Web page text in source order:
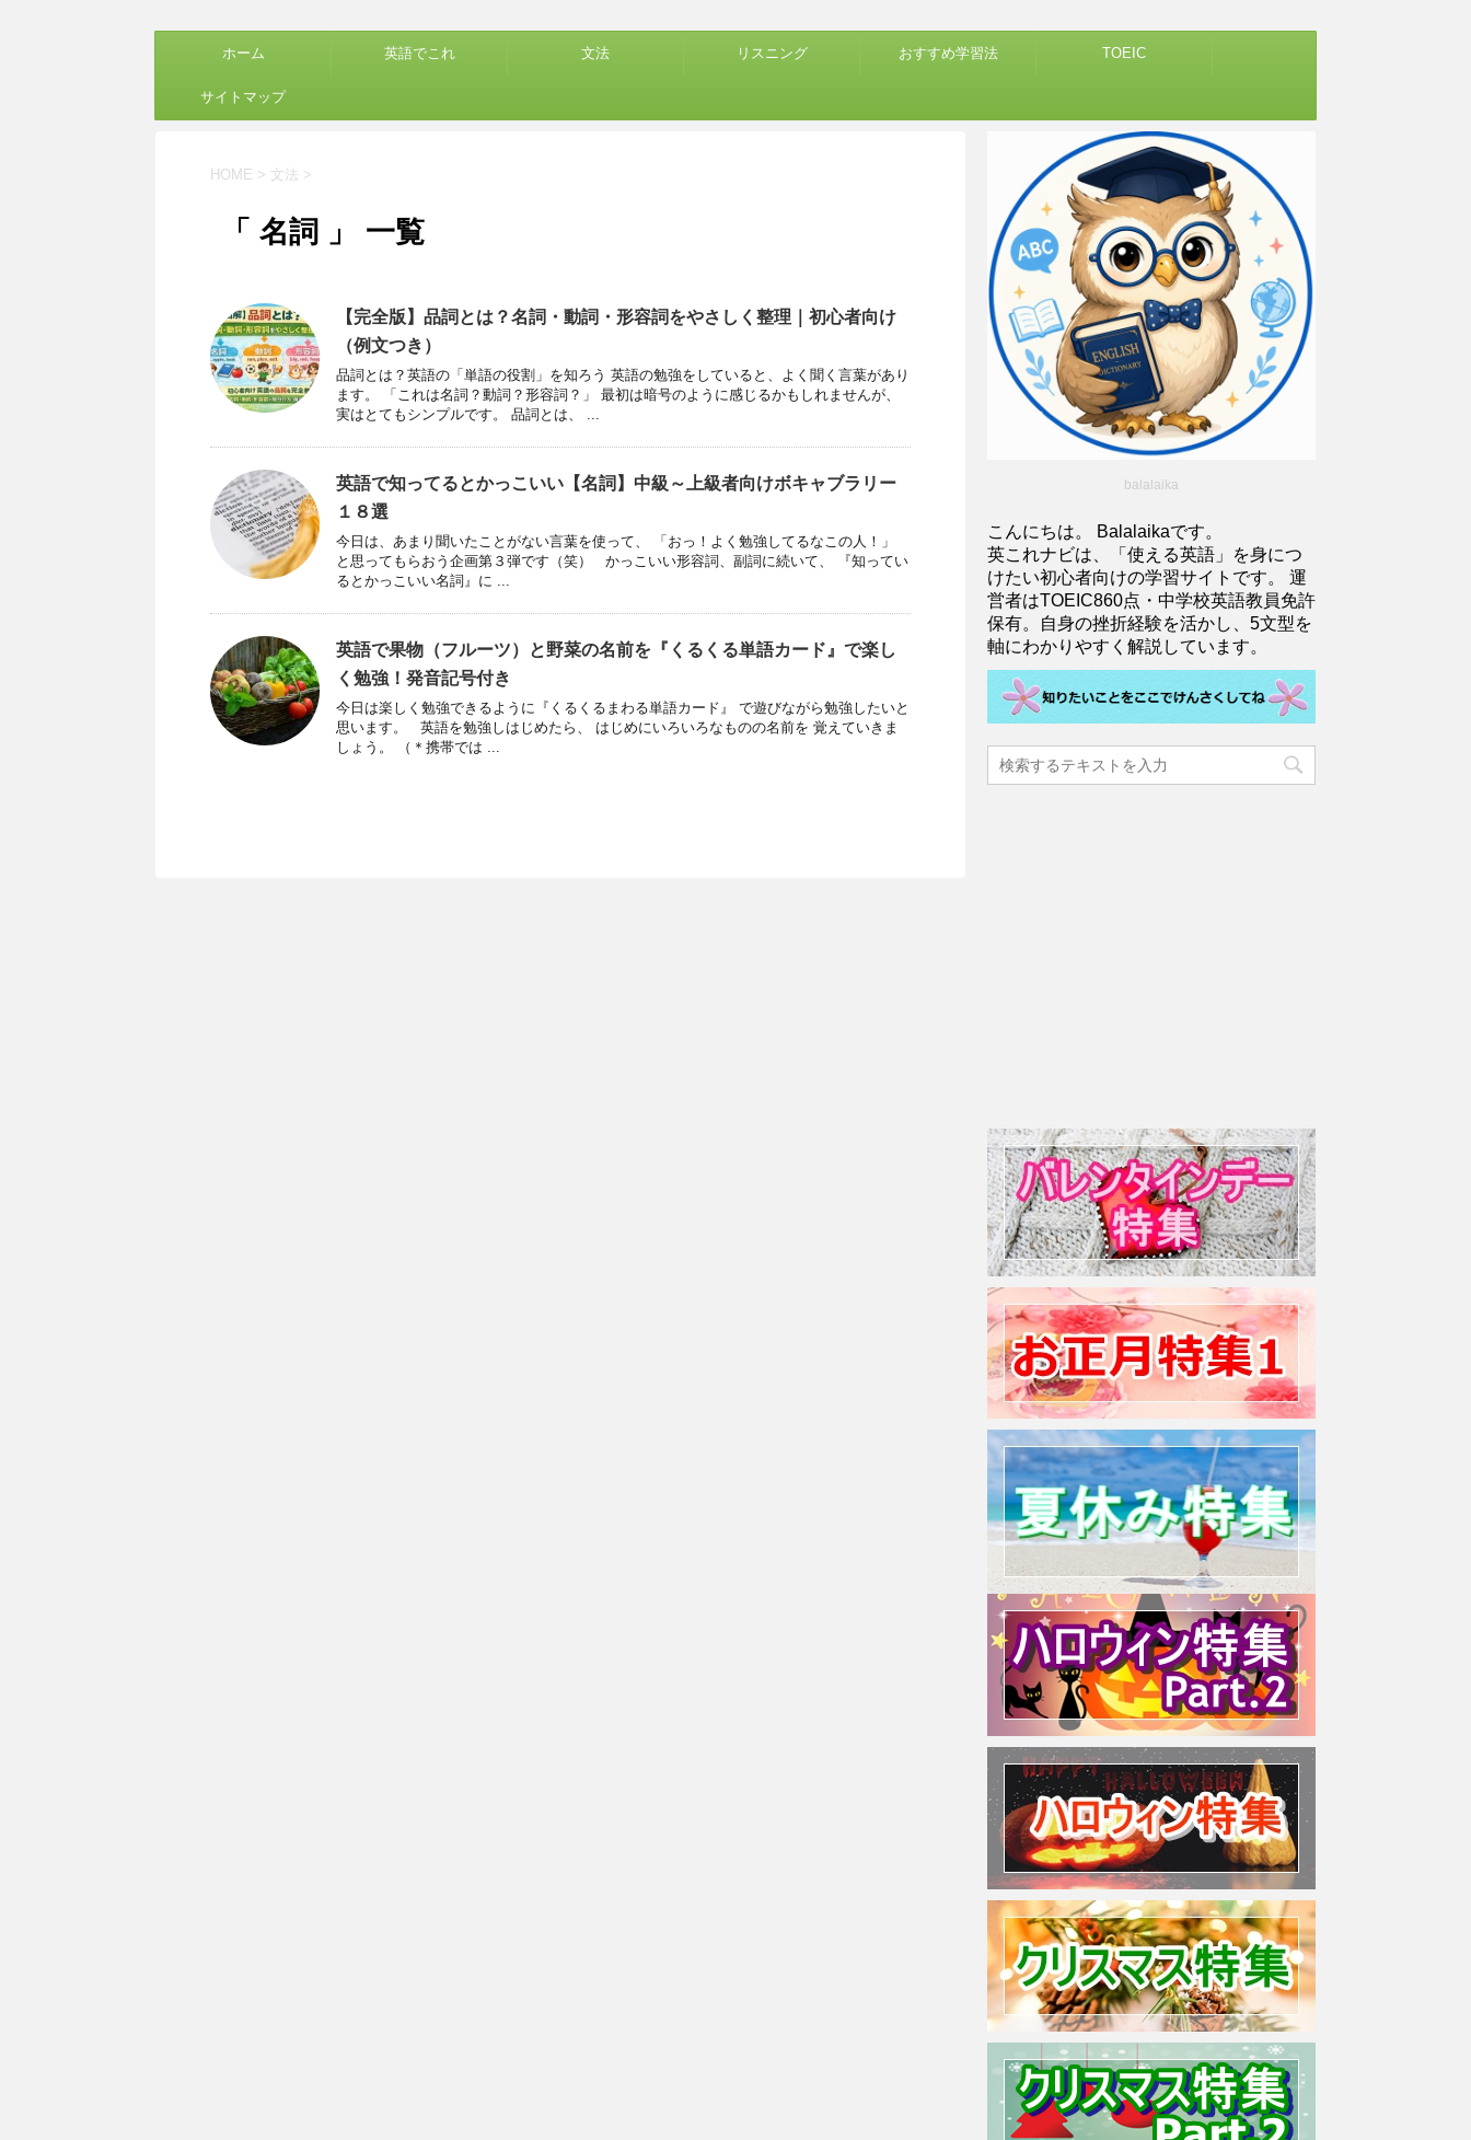
ホーム 英語でこれ 文法 リスニング おすすめ学習法 TOEIC
サイトマップ
HOME > 文法 >
「 名詞 」 一覧
【完全版】品詞とは？名詞・動詞・形容詞をやさしく整理｜初心者向け
（例文つき）
品詞とは？英語の「単語の役割」を知ろう 英語の勉強をしていると、よく聞く言葉があり
ます。 「これは名詞？動詞？形容詞？」 最初は暗号のように感じるかもしれませんが、
実はとてもシンプルです。 品詞とは、 ...
英語で知ってるとかっこいい【名詞】中級～上級者向けボキャブラリー
１８選
今日は、あまり聞いたことがない言葉を使って、 「おっ！よく勉強してるなこの人！」
と思ってもらおう企画第３弾です（笑） かっこいい形容詞、副詞に続いて、 『知ってい
るとかっこいい名詞』に ...
英語で果物（フルーツ）と野菜の名前を『くるくる単語カード』で楽し
く勉強！発音記号付き
今日は楽しく勉強できるように『くるくるまわる単語カード』 で遊びながら勉強したいと
思います。 英語を勉強しはじめたら、 はじめにいろいろなものの名前を 覚えていきま
しょう。 （＊携帯では ...
balalaika
こんにちは。 Balalaikaです。
英これナビは、「使える英語」を身につ
けたい初心者向けの学習サイトです。 運
営者はTOEIC860点・中学校英語教員免許
保有。自身の挫折経験を活かし、5文型を
軸にわかりやすく解説しています。